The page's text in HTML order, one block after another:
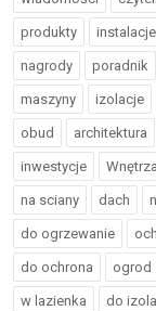
produkty instalacje
nagrody poradnik
maszyny izolacje
obud architektura
inwestycje
na sciany dach
do ogrzewanie
do ochrona ogrod
w lazienka do